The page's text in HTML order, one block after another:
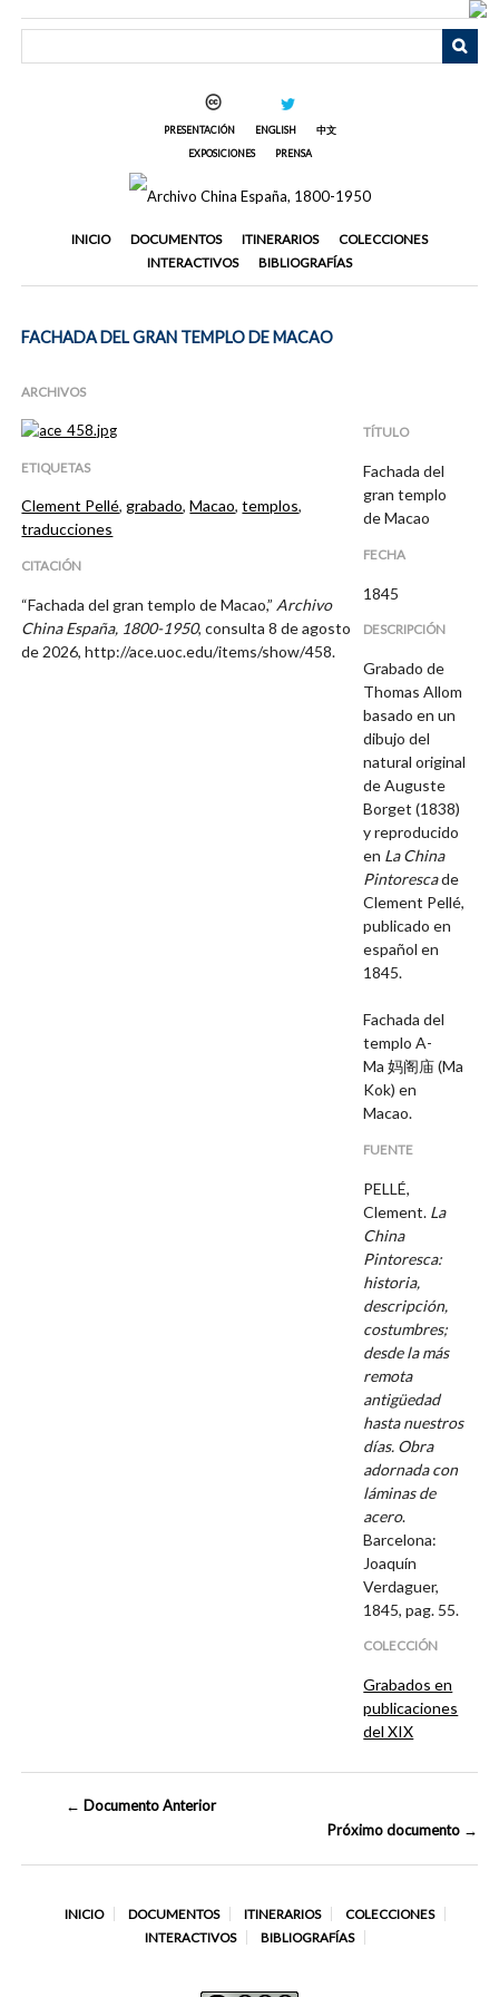
PRESENTACIÓN ENGLISH
中文
EXPOSICIONES
PRENSA
INICIO DOCUMENTOS ITINERARIOS
COLECCIONES
INTERACTIVOS
BIBLIOGRAFÍAS
FACHADA DEL GRAN TEMPLO DE MACAO
ARCHIVOS
ETIQUETAS
Clement Pellé,grabado,Macao,templos,
traducciones
CITACIÓN
“Fachada del gran templo de Macao,” Archivo
China España, 1800-1950, consulta 8 de agosto
de 2026,http://ace.uoc.edu/items/show/458.
TÍTULO
Fachada del
gran templo
de Macao
FECHA
1845
DESCRIPCIÓN
Grabado de
Thomas Allom
basado en un
dibujo del
natural original
de Auguste
Borget (1838)
y reproducido
en La China
Pintorescade
Clement Pellé,
publicado en
español en
1845.
Fachada del
templo A-
Ma妈阁庙 (Ma
Kok) en
Macao.
FUENTE
PELLÉ,
Clement. La
China
Pintoresca:
historia,
descripción,
costumbres;
desde la más
remota
antigüedad
hasta nuestros
días. Obra
adornada con
láminas de
acero.
Barcelona:
Joaquín
Verdaguer,
1845, pag. 55.
COLECCIÓN
Grabados en
publicaciones
del XIX
← Documento Anterior
Próximo documento →
INICIO DOCUMENTOS ITINERARIOS
COLECCIONES
INTERACTIVOS
BIBLIOGRAFÍAS